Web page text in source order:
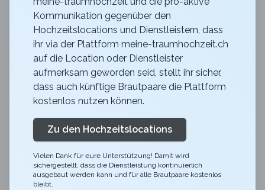
Zurück zur Suche
Kloster Gnadenthal
Rosenpavillon
4.5
Zeremonie
AG
Heiraten im Park. Naturverbunden und
Frischluftliebhaber? Dann empfehlen wir den
Rosenpavillon mit Blick auf das Kloster Gnadenthal.
Kommunikation gegenüber den
Hochzeitslocations und Dienstleistern, dass
ihr via der Plattform meine-traumhochzeit.ch
auf die Location oder Dienstleister
aufmerksam geworden seid, stellt ihr sicher,
dass auch künftige Brautpaare die Plattform
kostenlos nutzen können.
Zu den Hochzeitslocations
Vielen Dank für eure Unterstützung! Damit wird
sichergestellt, dass die Dienstleistung kontinuierlich
ausgebaut werden kann und für alle Brautpaare kostenlos
bleibt.